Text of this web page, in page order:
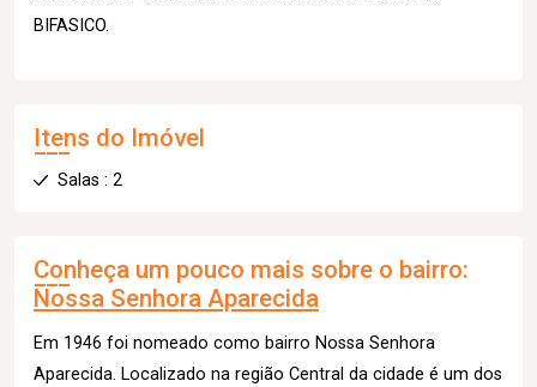
BIFASICO.
Itens do Imóvel
Salas : 2
Conheça um pouco mais sobre o bairro:
Nossa Senhora Aparecida
Em 1946 foi nomeado como bairro Nossa Senhora
Aparecida. Localizado na região Central da cidade é um dos